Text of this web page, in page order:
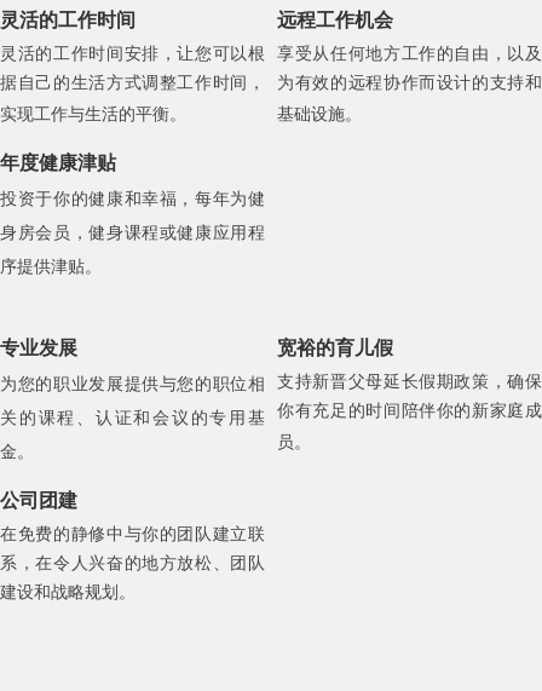
灵活的工作时间
灵活的工作时间安排，让您可以根
据自己的生活方式调整工作时间，
实现工作与生活的平衡。
远程工作机会
享受从任何地方工作的自由，以及
为有效的远程协作而设计的支持和
基础设施。
年度健康津贴
投资于你的健康和幸福，每年为健
身房会员，健身课程或健康应用程
序提供津贴。
专业发展
为您的职业发展提供与您的职位相
关的课程、认证和会议的专用基
金。
宽裕的育儿假
支持新晋父母延长假期政策，确保
你有充足的时间陪伴你的新家庭成
员。
公司团建
在免费的静修中与你的团队建立联
系，在令人兴奋的地方放松、团队
建设和战略规划。